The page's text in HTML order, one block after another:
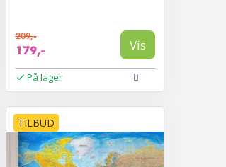
209,-
179,- Vis
På lager
TILBUD